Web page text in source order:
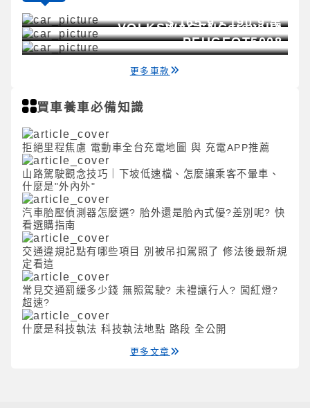
VOLKSWAGENCaravelle
PEUGEOT5008
$ 165.9 - 190.9 萬
更多車款
買車養車必備知識
拒絕里程焦慮 電動車全台充電地圖 與 充電APP推薦
山路駕駛觀念技巧｜下坡低速檔、怎麼讓乘客不暈車、
什麼是"外內外"
汽車胎壓偵測器怎麼選? 胎外還是胎內式優?差別呢? 快
看選購指南
交通違規記點有哪些項目 別被吊扣駕照了 修法後最新規
定看這
常見交通罰緩多少錢 無照駕駛? 未禮讓行人? 闖紅燈?
超速?
什麼是科技執法 科技執法地點 路段 全公開
更多文章